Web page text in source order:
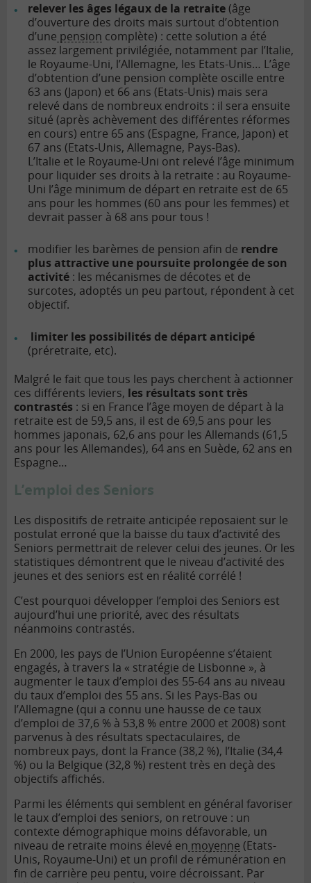
relever les âges légaux de la retraite(âge
d’ouverture des droits mais surtout d’obtention
d’une pension complète) : cette solution a été
assez largement privilégiée, notamment par l’Italie,
le Royaume-Uni, l’Allemagne, les Etats-Unis… L’âge
d’obtention d’une pension complète oscille entre
63 ans (Japon) et 66 ans (Etats-Unis) mais sera
relevé dans de nombreux endroits : il sera ensuite
situé (après achèvement des différentes réformes
en cours) entre 65 ans (Espagne, France, Japon) et
67 ans (Etats-Unis, Allemagne, Pays-Bas).
L’Italie et le Royaume-Uni ont relevé l’âge minimum
pour liquider ses droits à la retraite : au Royaume-
Uni l’âge minimum de départ en retraite est de 65
ans pour les hommes (60 ans pour les femmes) et
devrait passer à 68 ans pour tous !
modifier les barèmes de pension afin de rendre
plus attractive une poursuite prolongée de son
activité : les mécanismes de décotes et de
surcotes, adoptés un peu partout, répondent à cet
objectif.
limiter les possibilités de départ anticipé
(préretraite, etc).
Malgré le fait que tous les pays cherchent à actionner
ces différents leviers, les résultats sont très
contrastés : si en France l’âge moyen de départ à la
retraite est de 59,5 ans, il est de 69,5 ans pour les
hommes japonais, 62,6 ans pour les Allemands (61,5
ans pour les Allemandes), 64 ans en Suède, 62 ans en
Espagne…
L’emploi des Seniors
Les dispositifs de retraite anticipée reposaient sur le
postulat erroné que la baisse du taux d’activité des
Seniors permettrait de relever celui des jeunes. Or les
statistiques démontrent que le niveau d’activité des
jeunes et des seniors est en réalité corrélé !
C’est pourquoi développer l’emploi des Seniors est
aujourd’hui une priorité, avec des résultats
néanmoins contrastés.
En 2000, les pays de l’Union Européenne s’étaient
engagés, à travers la « stratégie de Lisbonne », à
augmenter le taux d’emploi des 55-64 ans au niveau
du taux d’emploi des 55 ans. Si les Pays-Bas ou
l’Allemagne (qui a connu une hausse de ce taux
d’emploi de 37,6 % à 53,8 % entre 2000 et 2008) sont
parvenus à des résultats spectaculaires, de
nombreux pays, dont la France (38,2 %), l’Italie (34,4
%) ou la Belgique (32,8 %) restent très en deçà des
objectifs affichés.
Parmi les éléments qui semblent en général favoriser
le taux d’emploi des seniors, on retrouve : un
contexte démographique moins défavorable, un
niveau de retraite moins élevé en moyenne (Etats-
Unis, Royaume-Uni) et un profil de rémunération en
fin de carrière peu pentu, voire décroissant. Par